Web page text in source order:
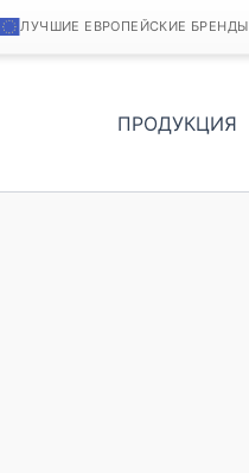
ЛУЧШИЕ ЕВРОПЕЙСКИЕ БРЕНДЫ
ПРОДУКЦИЯ